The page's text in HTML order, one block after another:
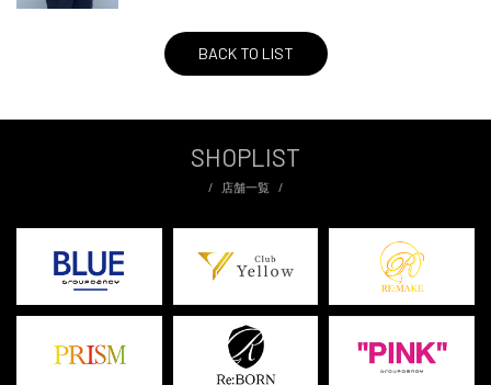
BACK TO LIST
SHOPLIST
店舗一覧